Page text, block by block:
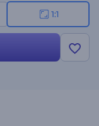
Testen Sie diese
1:1